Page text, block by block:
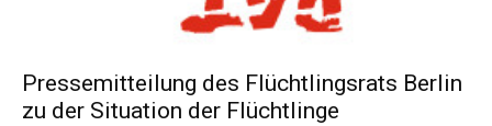
Pressemitteilung des Flüchtlingsrats Berlin
zu der Situation der Flüchtlinge